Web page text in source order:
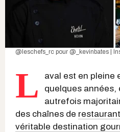
@leschefs_rc pour @_kevinbates |
L
aval est en pleine
quelques années,
autrefois
des chaînes de
véritable destination